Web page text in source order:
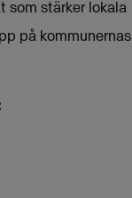
som stärker lokala
på kommunernas